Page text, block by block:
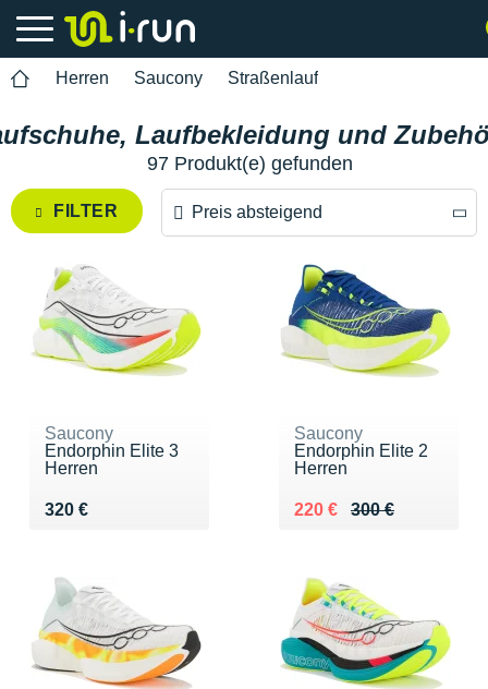
Herren Saucony Straßenlauf
Laufbekleidung und
97 Produkt(e) gefunden
FILTER Preis absteigend
Preis aufsteigend
Saucony
Endorphin Elite 3
Herren
320 €
Vendu 320 €
Saucony
Endorphin Elite 2
Herren
300 €
Au lieu de 300 €
220 €
Vendu 220 €